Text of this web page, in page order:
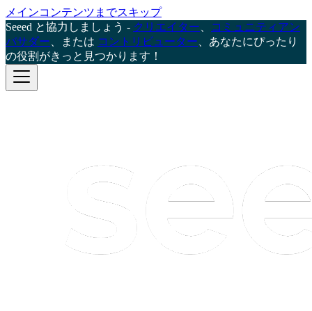
メインコンテンツまでスキップ
Seeed と協力しましょう - クリエイター
コミュニティアン
バサダー 、または コントリビューター 、あなたにぴったり
の役割がきっと見つかります！